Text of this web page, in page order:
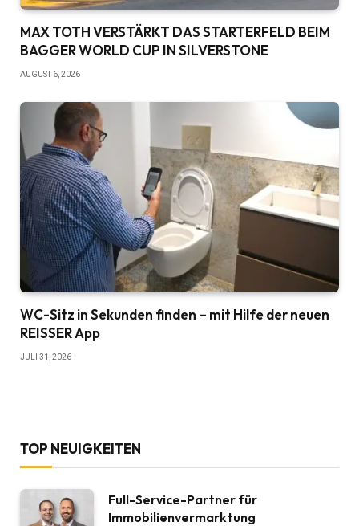
MAX TOTH VERSTÄRKT DAS STARTERFELD BEIM
BAGGER WORLD CUP IN SILVERSTONE
AUGUST 6, 2026
WC-Sitz in Sekunden finden – mit Hilfe der neuen
REISSER App
JULI 31, 2026
TOP NEUIGKEITEN
Full-Service-Partner für
Immobilienvermarktung